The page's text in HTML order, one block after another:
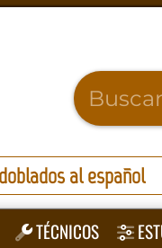
al español
TÉCNICOS